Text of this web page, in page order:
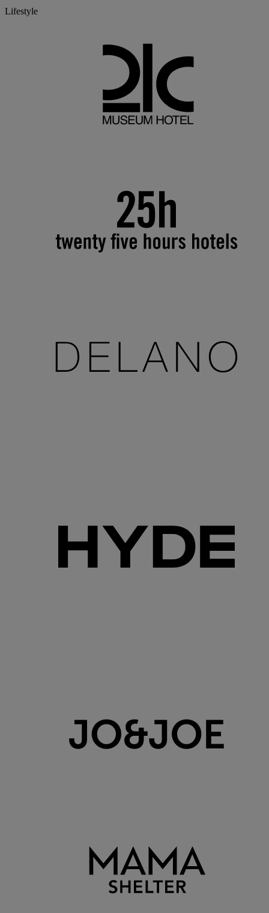
Lifestyle